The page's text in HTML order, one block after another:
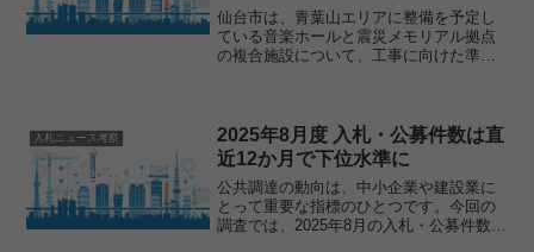
方式」とは
仙台市は、青葉山エリアに整備を予定し
ている音楽ホールと震災メモリアル拠点
の複合施設について、工事に向けた準備
す。こうした建設コスト...
入札ニュース考察
2025年8月度 入札・公募件数は直
近12か月で下位水準に
公共調達の動向は、中小企業や建設業に
とって重要な指標のひとつです。今回の
調査では、2025年8月の入札・公募件数が